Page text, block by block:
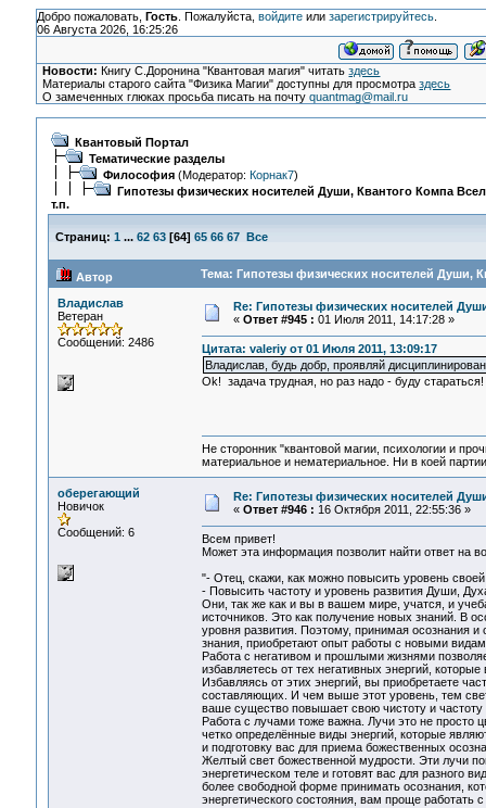
Добро пожаловать, Гость. Пожалуйста, войдитеили зарегистрируйтесь.
06 Августа 2026, 16:25:26
Новости: Книгу С.Доронина "Квантовая магия" читатьздесь
Материалы старого сайта "Физика Магии" доступны для просмотраздесь
О замеченных глюках просьба писать на почтуquantmag@mail.ru
Квантовый Портал
Тематические разделы
Философия(Модератор: Корнак7)
Гипотезы физических носителей Души, Квантого Компа
т.п.
Страниц: 1 ... 62 63[64] 65 66 67 Все
Автор Тема: Гипотезы физических носителей Души,
Владислав
Ветеран
Сообщений: 2486
Re: Гипотезы физических носителей
« Ответ #945 : 01 Июля 2011, 14:17:28 »
Цитата: valeriy от 01 Июля 2011, 13:09:17
Владислав, будь добр, проявляй
Ok! задача трудная, но раз надо - буду
Не сторонник "квантовой магии, психологии и
материальное и нематериальное. Ни в коей
оберегающий
Новичок
Сообщений: 6
Re: Гипотезы физических носителей
« Ответ #946 : 16 Октября 2011, 22:55:36 »
Всем привет!
Может эта информация позволит найти ответ на
"- Отец, скажи, как можно повысить уровень
- Повысить частоту и уровень развития Души,
Они, так же как и вы в вашем мире, учатся, и
источников. Это как получение новых знаний. В
уровня развития. Поэтому, принимая
знания, приобретают опыт работы с новыми
Работа с негативом и прошлыми жизнями
избавляетесь от тех негативных энергий,
Избавляясь от этих энергий, вы приобретаете
составляющих. И чем выше этот уровень, тем
ваше существо повышает свою чистоту и
Работа с лучами тоже важна. Лучи это не просто
четко определённые виды энергий, которые
и подготовку вас для приема божественных
Желтый свет божественной мудрости. Эти лучи
энергетическом теле и готовят вас для разного
более свободной форме принимать осознания,
энергетического состояния, вам проще работать